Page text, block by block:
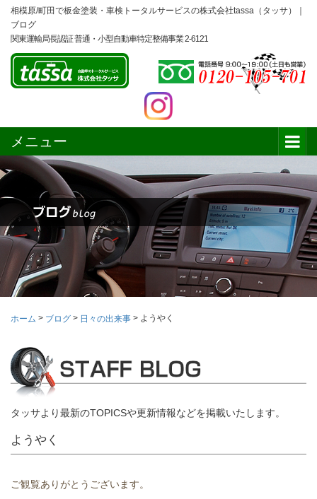
相模原/町田で板金塗装・車検トータルサービスの株式会社tassa（タッサ）｜
ブログ
関東運輸局長認証 普通・小型自動車特定整備事業 2-6121
メニュー
ホーム > ブログ > 日々の出来事 > ようやく
タッサより最新のTOPICSや更新情報などを掲載いたします。
ようやく
ご観覧ありがとうございます。